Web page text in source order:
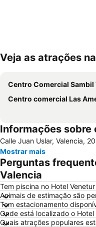
Ampliar mapa
Veja as atrações
Centro Comercial Sambil
Centro comercial Las
Informações sobre
Calle Juan Uslar, Valencia,
Mostrar mais
Perguntas
Valencia
Tem piscina no Hotel
Animais de estimação são
Tem estacionamento
Onde está localizado o Hotel
Quais atrações populares